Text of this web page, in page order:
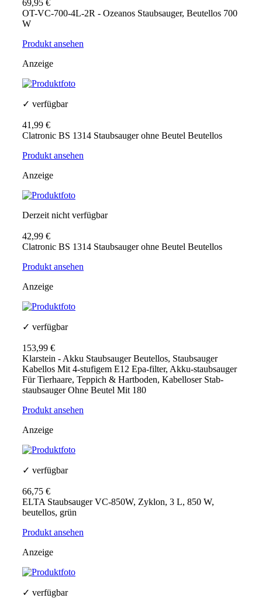
69,95 €
OT-VC-700-4L-2R - Ozeanos Staubsauger, Beutellos 700
W
Produkt ansehen
Anzeige
✓ verfügbar
41,99 €
Clatronic BS 1314 Staubsauger ohne Beutel Beutellos
Produkt ansehen
Anzeige
Derzeit nicht verfügbar
42,99 €
Clatronic BS 1314 Staubsauger ohne Beutel Beutellos
Produkt ansehen
Anzeige
✓ verfügbar
153,99 €
Klarstein - Akku Staubsauger Beutellos, Staubsauger
Kabellos Mit 4-stufigem E12 Epa-filter, Akku-staubsauger
Für Tierhaare, Teppich & Hartboden, Kabelloser Stab-
staubsauger Ohne Beutel Mit 180
Produkt ansehen
Anzeige
✓ verfügbar
66,75 €
ELTA Staubsauger VC-850W, Zyklon, 3 L, 850 W,
beutellos, grün
Produkt ansehen
Anzeige
✓ verfügbar